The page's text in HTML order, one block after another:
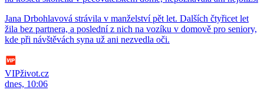
Jana Drbohlavová strávila v manželství pět let. Dalších čtyřicet let
žila bez partnera, a poslední z nich na vozíku v domově pro seniory,
kde při návštěvách syna už ani nezvedla oči.
VIPživot.cz
dnes, 10:06